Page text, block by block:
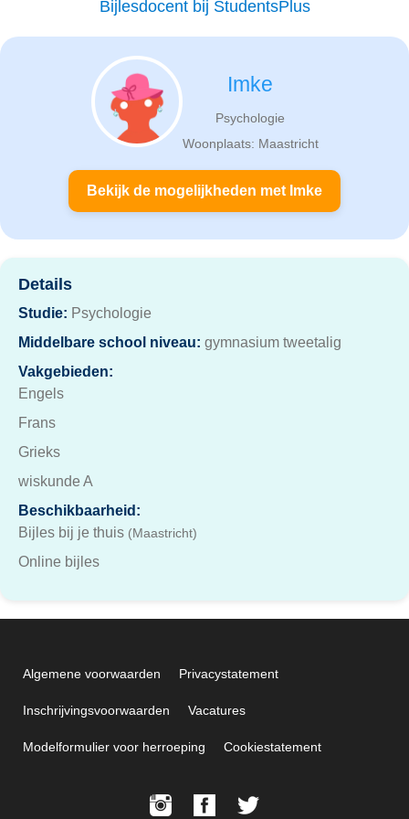
Bijlesdocent bij StudentsPlus
Imke
Psychologie
Woonplaats: Maastricht
Bekijk de mogelijkheden met Imke
Details
Studie: Psychologie
Middelbare school niveau: gymnasium tweetalig
Vakgebieden:
Engels
Frans
Grieks
wiskunde A
Beschikbaarheid:
Bijles bij je thuis (Maastricht)
Online bijles
Algemene voorwaarden Privacystatement
Inschrijvingsvoorwaarden Vacatures
Modelformulier voor herroeping Cookiestatement